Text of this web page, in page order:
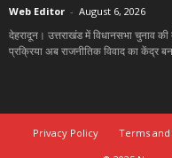
Web Editor - August 6, 2026
देहरादून। उत्तराखंड में विधानसभा चुनाव
प्रक्रिया अब राजनीतिक विवाद का केंद्र
Privacy Policy Terms